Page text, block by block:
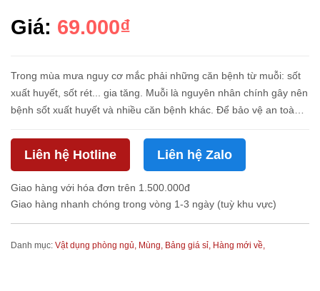
Giá: 69.000₫
Trong mùa mưa nguy cơ mắc phải những căn bệnh từ muỗi: sốt
xuất huyết, sốt rét... gia tăng. Muỗi là nguyên nhân chính gây nên
bệnh sốt xuất huyết và nhiều căn bệnh khác. Để bảo vệ an toàn
Liên hệ Hotline Liên hệ Zalo
Giao hàng với hóa đơn trên 1.500.000đ
Giao hàng nhanh chóng trong vòng 1-3 ngày (tuỳ khu vực)
Danh mục: Vật dụng phòng ngủ, Mùng, Bảng giá sỉ, Hàng mới về,